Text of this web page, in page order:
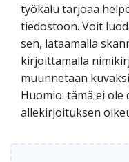
työkalu tarjoaa
tiedostoon. Voit
sen, lataamalla
kirjoittamalla
muunnetaan
Huomio: tämä ei
allekirjoituksen